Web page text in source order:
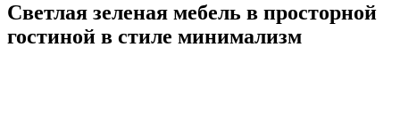
Светлая зеленая мебель в просторной
гостиной в стиле минимализм